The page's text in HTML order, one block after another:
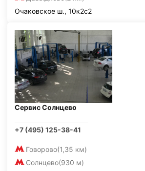
Очаковское ш., 10к2с2
Сервис Солнцево
+7 (495) 125-38-41
Говорово(1,35 км)
Солнцево(930 м)